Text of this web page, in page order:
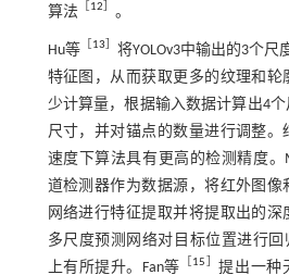
算法［12］ 。
Hu等［13］ 将YOLOv3中输出的3个
特征图，从而获取更多的纹理和轮
少计算量，根据输入数据计算出4
尺寸，并对锚点的数量进行调整。
速度下算法具有更高的检测精度。
道检测器作为数据源，将红外图像
网络进行特征提取并将提取出的深
多尺度预测网络对目标位置进行回
上有所提升。Fan等 ［15］提出一种